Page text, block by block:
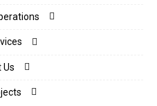
Us